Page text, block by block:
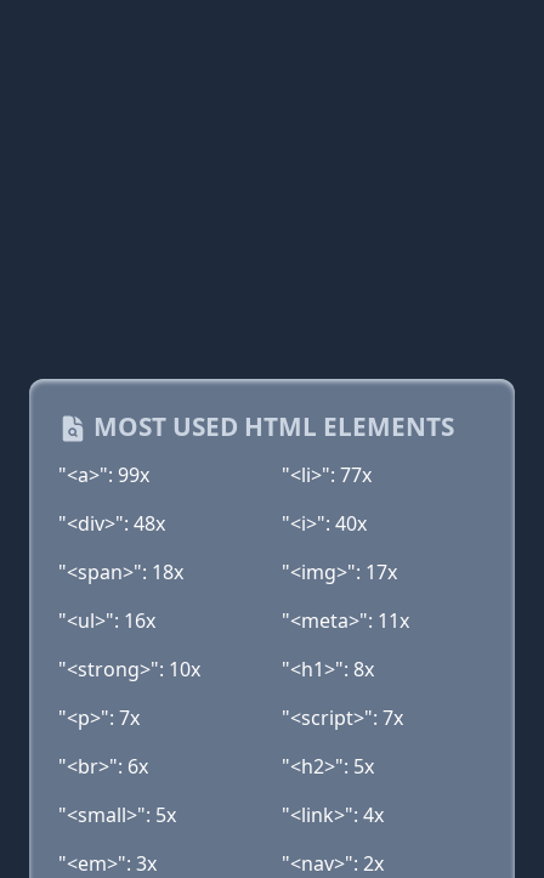
MOST USED HTML ELEMENTS
"<a>": 99x
"<li>": 77x
"<div>": 48x
"<i>": 40x
"<span>": 18x
"<img>": 17x
"<ul>": 16x
"<meta>": 11x
"<strong>": 10x
"<h1>": 8x
"<p>": 7x
"<script>": 7x
"<br>": 6x
"<h2>": 5x
"<small>": 5x
"<link>": 4x
"<em>": 3x
"<nav>": 2x